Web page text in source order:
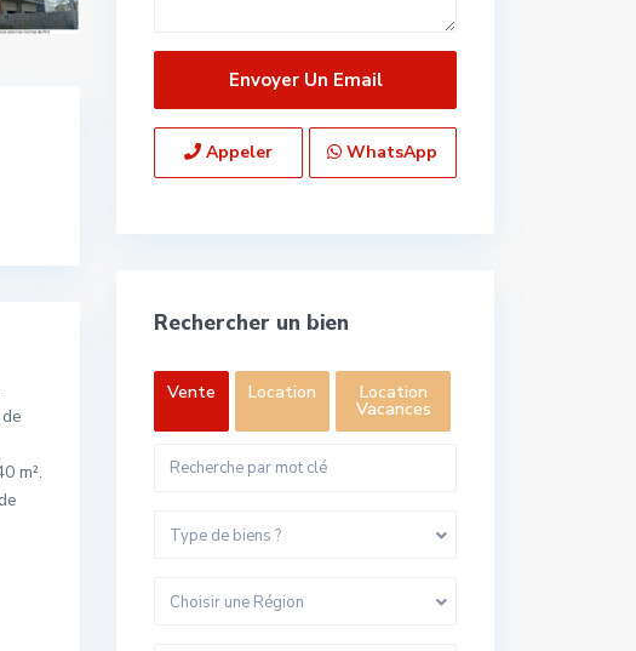
m².
Appeler WhatsApp
Rechercher un bien
Location Location
Vacances
Vente
Type de biens ?
Choisir une Région